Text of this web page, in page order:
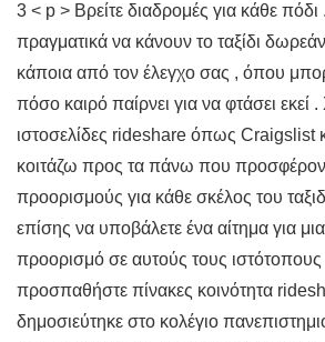
3 < p > Βρείτε διαδρομές για κάθε πόδι
πραγματικά να κάνουν το ταξίδι
κάποια από τον έλεγχο σας , όπου
πόσο καιρό παίρνει για να φτάσει εκεί
ιστοσελίδες rideshare όπως Craigslist
κοιτάζω προς τα πάνω που
προορισμούς για κάθε σκέλος του
επίσης να υποβάλετε ένα αίτημα για
προορισμό σε αυτούς τους
προσπαθήστε πίνακες κοινότητα
δημοσιεύτηκε στο κολέγιο